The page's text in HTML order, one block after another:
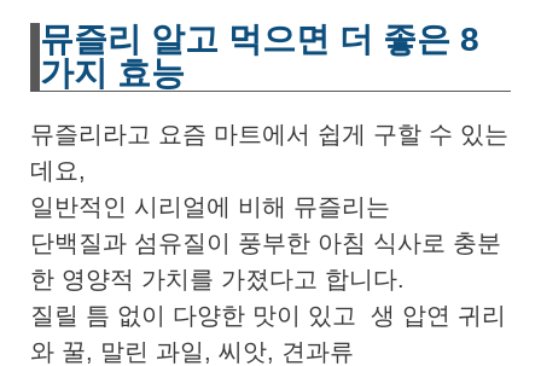
뮤즐리 알고 먹으면 더 좋은 8
가지 효능
뮤즐리라고 요즘 마트에서 쉽게 구할 수 있는
데요,
일반적인 시리얼에 비해 뮤즐리는
단백질과 섬유질이 풍부한 아침 식사로 충분
한 영양적 가치를 가졌다고 합니다.
질릴 틈 없이 다양한 맛이 있고 생 압연 귀리
와 꿀, 말린 과일, 씨앗, 견과류